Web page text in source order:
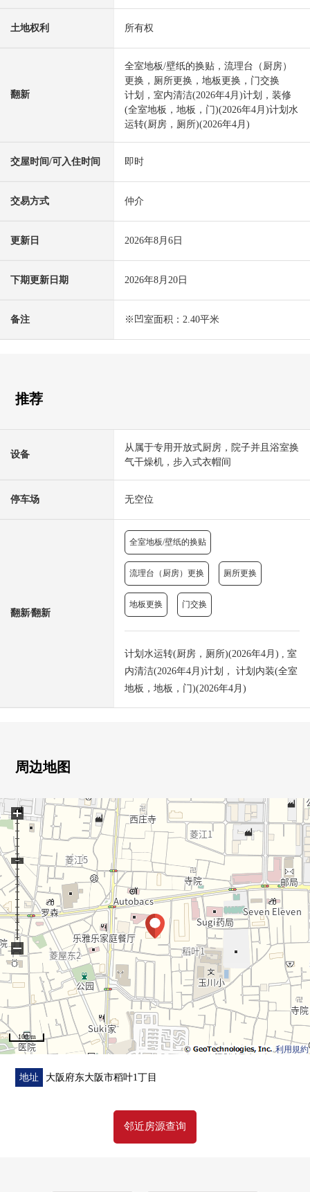
土地权利 所有权
翻新
全室地板/壁纸的换贴，流理台（厨房）
更换，厕所更换，地板更换，门交换
计划，室内清洁(2026年4月)计划，装修
(全室地板，地板，门)(2026年4月)计划水
运转(厨房，厕所)(2026年4月)
交屋时间/可入住时间 即时
交易方式 仲介
更新日 2026年8月6日
下期更新日期 2026年8月20日
备注 ※凹室面积：2.40平米
推荐
设备
从属于专用开放式厨房，院子并且浴室换
气干燥机，步入式衣帽间
停车场 无空位
翻新⁄翻新
全室地板/壁纸的换贴
流理台（厨房）更换 厕所更换
地板更换 门交换
计划水运转(厨房，厕所)(2026年4月) , 室
内清洁(2026年4月)计划， 计划内装(全室
地板，地板，门)(2026年4月)
周边地图
利用規約
100 m
+
−
地址 大阪府东大阪市稻叶1丁目
邻近房源查询